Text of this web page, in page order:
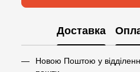
Доставка
Новою Поштою у